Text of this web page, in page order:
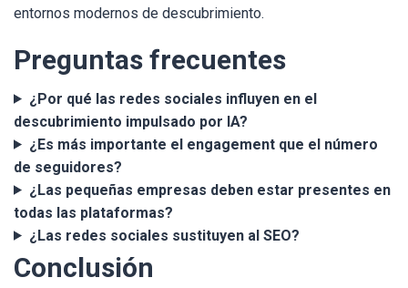
entornos modernos de descubrimiento.
Preguntas frecuentes
¿Por qué las redes sociales influyen en el
descubrimiento impulsado por IA?
¿Es más importante el engagement que el número
de seguidores?
¿Las pequeñas empresas deben estar presentes en
todas las plataformas?
¿Las redes sociales sustituyen al SEO?
Conclusión